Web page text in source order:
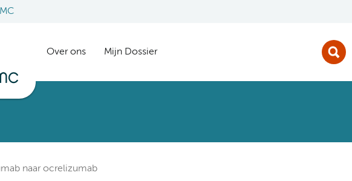
Over ons Mijn Dossier
naar ocrelizumab